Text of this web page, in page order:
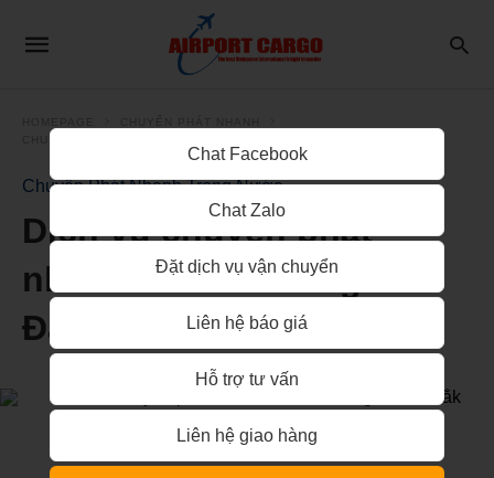
Chuyển Phát Nhanh Trong Nước
Dịch vụ chuyển phát
nhanh từ Nha Trang đi
Đắk Lắk
Chat Facebook
Chat Zalo
Đặt dịch vụ vận chuyển
Liên hệ báo giá
Hỗ trợ tư vấn
Liên hệ giao hàng